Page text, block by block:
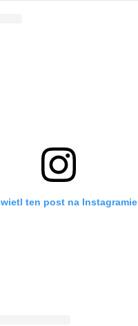
ten post na Instagramie